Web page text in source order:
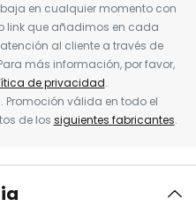
en cualquier momento con
link que añadimos en cada
al cliente a través de
más información, por favor,
de privacidad.
Promoción válida en todo el
de los siguientes fabricantes.